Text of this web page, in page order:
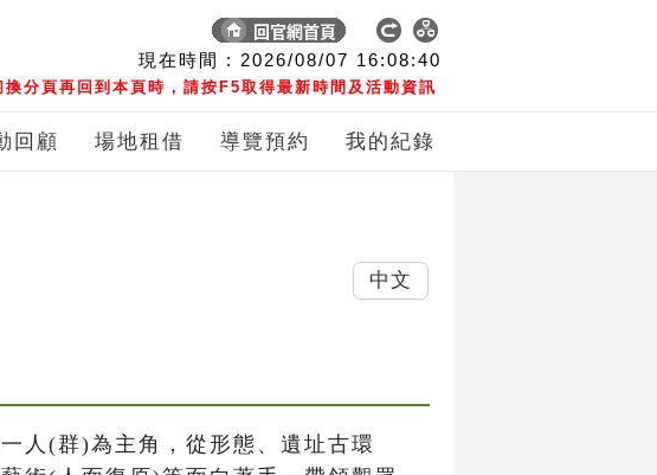
現在時間 : 2026/08/07 16:08:41
換分頁再回到本頁時，請按F5取得最新時間及活動資訊
回顧 場地租借 導覽預約 我的紀錄
人(群)為主角，從形態、遺址古環